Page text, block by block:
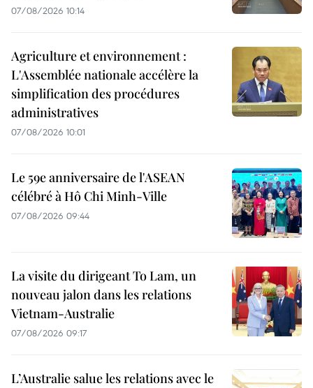
07/08/2026 10:14
Agriculture et environnement :
L'Assemblée nationale accélère la
simplification des procédures
administratives
07/08/2026 10:01
Le 59e anniversaire de l'ASEAN
célébré à Hô Chi Minh-Ville
07/08/2026 09:44
La visite du dirigeant To Lam, un
nouveau jalon dans les relations
Vietnam-Australie
07/08/2026 09:17
L’Australie salue les relations avec le